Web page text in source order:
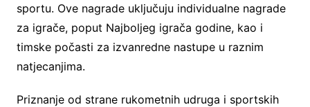
sportu. Ove nagrade uključuju individualne nagrade
za igrače, poput Najboljeg igrača godine, kao i
timske počasti za izvanredne nastupe u raznim
natjecanjima.
Priznanje od strane rukometnih udruga i sportskih